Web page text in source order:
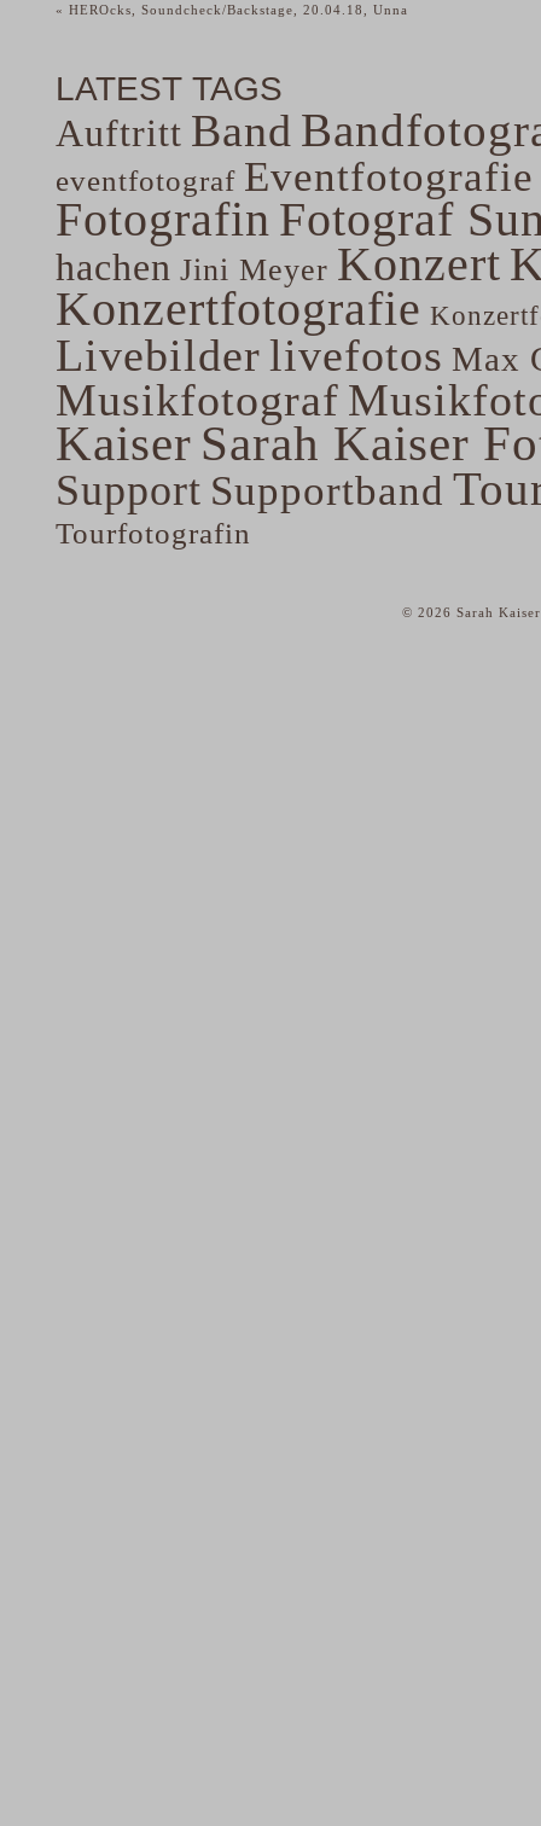
« HEROcks, Soundcheck/Backstage, 20.04.18, Unna
LATEST TAGS
Auftritt Band
eventfotograf Eventfotografie
Fotografin Fotograf
hachen Jini Meyer Konzert
Konzertfotografie
Livebilderlivefotos Max
Musikfotograf
Kaiser Sarah Kaiser
Support Supportband
Tourfotografin
© 2026 Sarah